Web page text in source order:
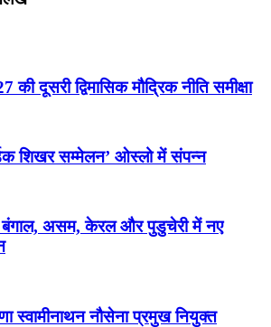
19-21 जुलाई 2026
16-18 जुलाई 2026
13-15 जुलाई 2026
की दूसरी द्विमासिक मौद्रिक नीति समीक्षा
शिखर सम्मेलन’ ओस्लो में संपन्न
बंगाल, असम, केरल और पुडुचेरी में नए
स्वामीनाथन नौसेना प्रमुख नियुक्त